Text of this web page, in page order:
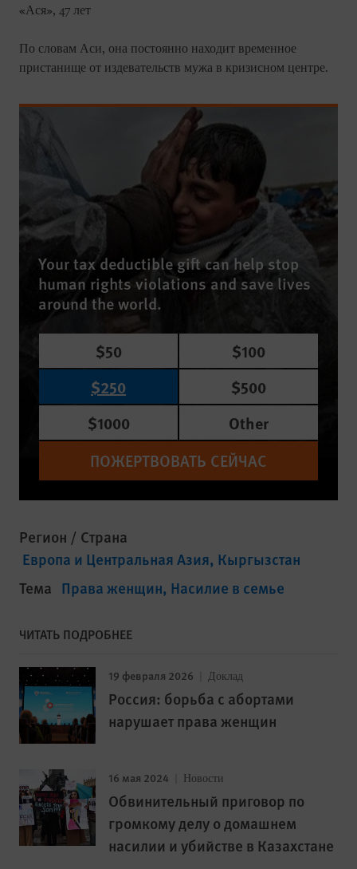
«Ася», 47 лет
По словам Аси, она постоянно находит временное
пристанище от издевательств мужа в кризисном центре.
Your tax deductible gift can help stop
human rights violations and save lives
around the world.
$50
$100
$250
$500
$1000
Other
ПОЖЕРТВОВАТЬ СЕЙЧАС
Регион / Страна
Европа и Центральная Азия Кыргызстан
Тема Права женщин Насилие в семье
ЧИТАТЬ ПОДРОБНЕЕ
19 февраля 2026 Доклад
Россия: борьба с абортами
нарушает права женщин
16 мая 2024 Новости
Обвинительный приговор по
громкому делу о домашнем
насилии и убийстве в Казахстане